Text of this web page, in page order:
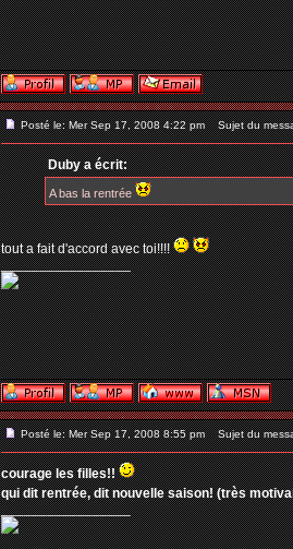
Posté le: Mer Sep 17, 2008 4:22 pm Sujet du
Duby a écrit:
A bas la rentrée
tout a fait d'accord avec toi!!!!
_________________
Posté le: Mer Sep 17, 2008 8:55 pm Sujet du
courage les filles!!
qui dit rentrée, dit nouvelle saison! (très
_________________